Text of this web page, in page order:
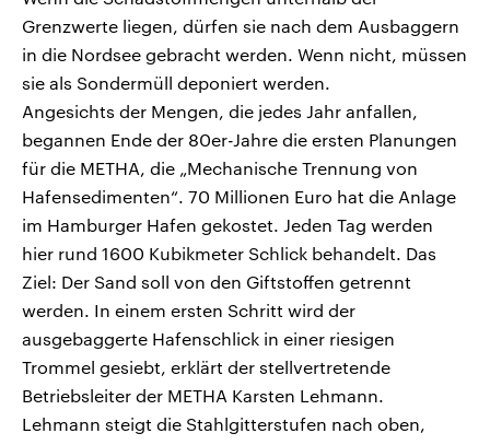
Grenzwerte liegen, dürfen sie nach dem Ausbaggern
in die Nordsee gebracht werden. Wenn nicht, müssen
sie als Sondermüll deponiert werden.
Angesichts der Mengen, die jedes Jahr anfallen,
begannen Ende der 80er-Jahre die ersten Planungen
für die METHA, die „Mechanische Trennung von
Hafensedimenten“. 70 Millionen Euro hat die Anlage
im Hamburger Hafen gekostet. Jeden Tag werden
hier rund 1600 Kubikmeter Schlick behandelt. Das
Ziel: Der Sand soll von den Giftstoffen getrennt
werden. In einem ersten Schritt wird der
ausgebaggerte Hafenschlick in einer riesigen
Trommel gesiebt, erklärt der stellvertretende
Betriebsleiter der METHA Karsten Lehmann.
Lehmann steigt die Stahlgitterstufen nach oben,